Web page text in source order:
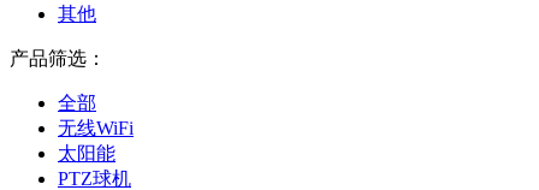
其他
产品筛选：
全部
无线WiFi
太阳能
PTZ球机